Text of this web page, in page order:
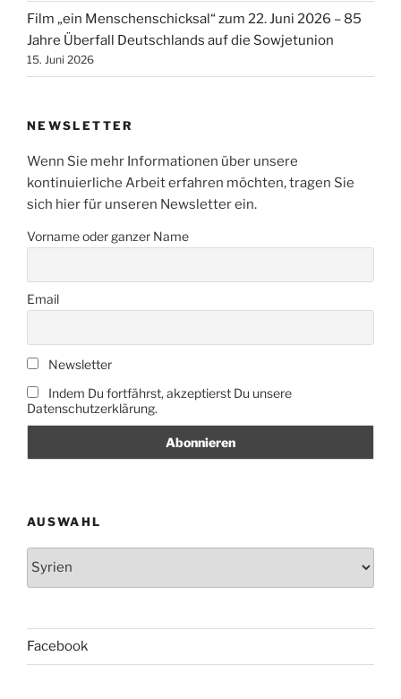
Film „ein Menschenschicksal“ zum 22. Juni 2026 – 85
Jahre Überfall Deutschlands auf die Sowjetunion
15. Juni 2026
NEWSLETTER
Wenn Sie mehr Informationen über unsere
kontinuierliche Arbeit erfahren möchten, tragen Sie
sich hier für unseren Newsletter ein.
Vorname oder ganzer Name
Email
Newsletter
Indem Du fortfährst, akzeptierst Du unsere
Datenschutzerklärung.
AUSWAHL
Auswahl
Facebook